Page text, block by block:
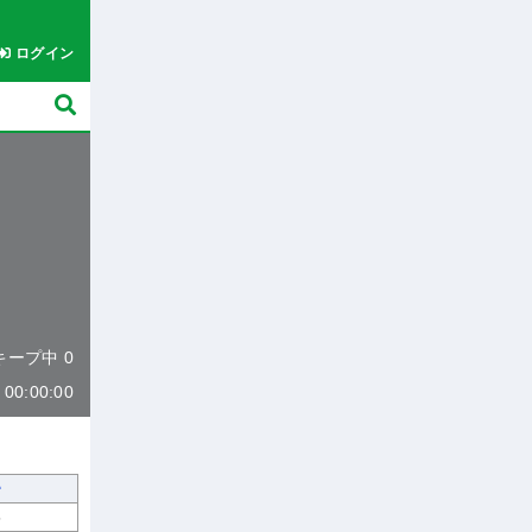
ログイン
ープ中 0
00:00:00